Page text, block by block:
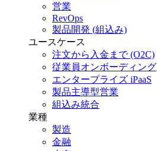
営業
RevOps
製品開発 (組込み)
ユースケース
注文から入金まで (O2C)
従業員オンボーディング
エンタープライズ iPaaS
製品主導型営業
組込み統合
業種
製造
金融